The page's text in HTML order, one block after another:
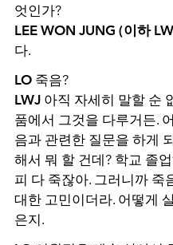
엇인가?
LEE WON JUNG (이하
다.
LO 죽음?
LWJ 아직 자세히 말할 순
품에서 그것을 다루거든.
음과 관련한 질문을 하게
해서 뭐 할 건데? 학교 졸
피 다 죽잖아. 그러니까 죽
대한 고민이더라. 어떻게
은지.